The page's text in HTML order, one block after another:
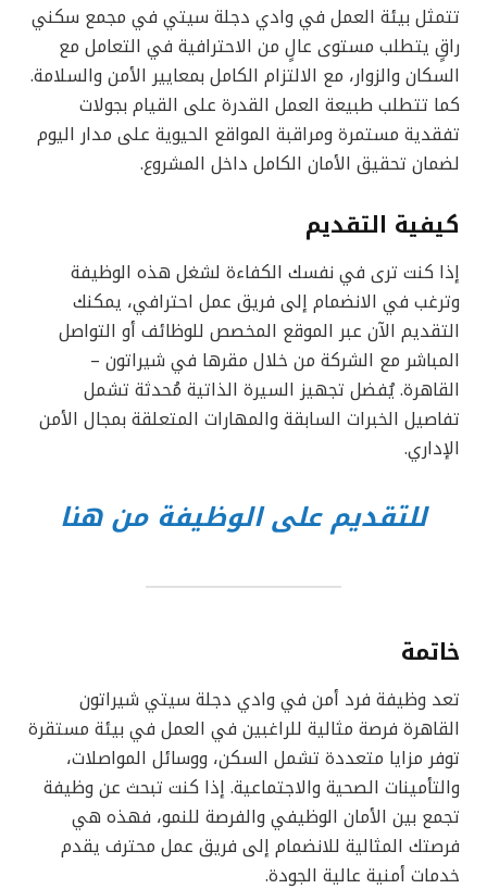
تتمثل بيئة العمل في وادي دجلة سيتي في مجمع سكني
راقٍ يتطلب مستوى عالٍ من الاحترافية في التعامل مع
السكان والزوار، مع الالتزام الكامل بمعايير الأمن والسلامة.
كما تتطلب طبيعة العمل القدرة على القيام بجولات
تفقدية مستمرة ومراقبة المواقع الحيوية على مدار اليوم
لضمان تحقيق الأمان الكامل داخل المشروع.
كيفية التقديم
إذا كنت ترى في نفسك الكفاءة لشغل هذه الوظيفة
وترغب في الانضمام إلى فريق عمل احترافي، يمكنك
التقديم الآن عبر الموقع المخصص للوظائف أو التواصل
المباشر مع الشركة من خلال مقرها في شيراتون –
القاهرة. يُفضل تجهيز السيرة الذاتية مُحدثة تشمل
تفاصيل الخبرات السابقة والمهارات المتعلقة بمجال الأمن
الإداري.
للتقديم على الوظيفة من هنا
خاتمة
تعد وظيفة فرد أمن في وادي دجلة سيتي شيراتون
القاهرة فرصة مثالية للراغبين في العمل في بيئة مستقرة
توفر مزايا متعددة تشمل السكن، ووسائل المواصلات،
والتأمينات الصحية والاجتماعية. إذا كنت تبحث عن وظيفة
تجمع بين الأمان الوظيفي والفرصة للنمو، فهذه هي
فرصتك المثالية للانضمام إلى فريق عمل محترف يقدم
خدمات أمنية عالية الجودة.